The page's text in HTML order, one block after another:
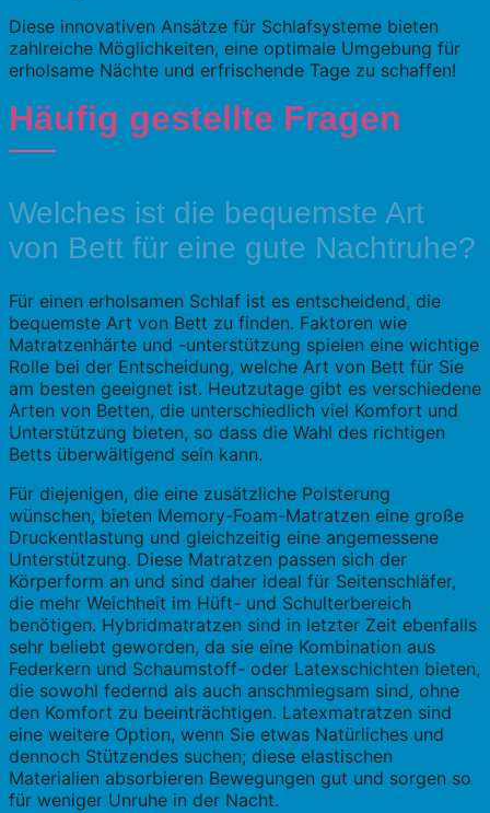
Diese innovativen Ansätze für Schlafsysteme bieten
zahlreiche Möglichkeiten, eine optimale Umgebung für
erholsame Nächte und erfrischende Tage zu schaffen!
Häufig gestellte Fragen
Welches ist die bequemste Art
von Bett für eine gute Nachtruhe?
Für einen erholsamen Schlaf ist es entscheidend, die
bequemste Art von Bett zu finden. Faktoren wie
Matratzenhärte und -unterstützung spielen eine wichtige
Rolle bei der Entscheidung, welche Art von Bett für Sie
am besten geeignet ist. Heutzutage gibt es verschiedene
Arten von Betten, die unterschiedlich viel Komfort und
Unterstützung bieten, so dass die Wahl des richtigen
Betts überwältigend sein kann.
Für diejenigen, die eine zusätzliche Polsterung
wünschen, bieten Memory-Foam-Matratzen eine große
Druckentlastung und gleichzeitig eine angemessene
Unterstützung. Diese Matratzen passen sich der
Körperform an und sind daher ideal für Seitenschläfer,
die mehr Weichheit im Hüft- und Schulterbereich
benötigen. Hybridmatratzen sind in letzter Zeit ebenfalls
sehr beliebt geworden, da sie eine Kombination aus
Federkern und Schaumstoff- oder Latexschichten bieten,
die sowohl federnd als auch anschmiegsam sind, ohne
den Komfort zu beeinträchtigen. Latexmatratzen sind
eine weitere Option, wenn Sie etwas Natürliches und
dennoch Stützendes suchen; diese elastischen
Materialien absorbieren Bewegungen gut und sorgen so
für weniger Unruhe in der Nacht.